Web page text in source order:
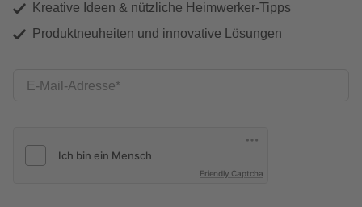
Kreative Ideen & nützliche Heimwerker-Tipps
Produktneuheiten und innovative Lösungen
E-Mail-Adresse
Friendly Captcha